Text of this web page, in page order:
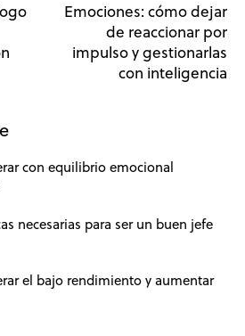
Emociones: cómo dejar
de reaccionar por
impulso y gestionarlas
con inteligencia
con equilibrio emocional
necesarias para ser un buen jefe
el bajo rendimiento y aumentar